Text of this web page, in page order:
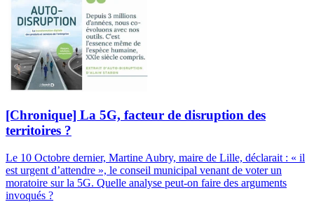
[Chronique] La 5G, facteur de disruption des
territoires ?
Le 10 Octobre dernier, Martine Aubry, maire de Lille, déclarait : « il
est urgent d’attendre », le conseil municipal venant de voter un
moratoire sur la 5G. Quelle analyse peut-on faire des arguments
invoqués ?